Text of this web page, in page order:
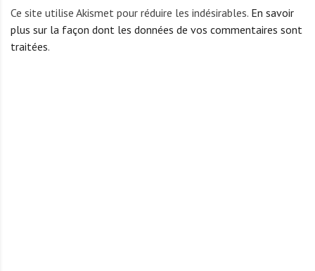
Ce site utilise Akismet pour réduire les indésirables. En savoir
plus sur la façon dont les données de vos commentaires sont
traitées.